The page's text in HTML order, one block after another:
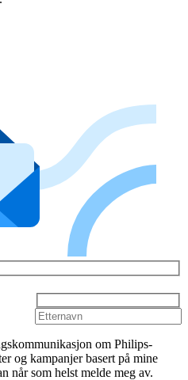
om Philips-
og kampanjer basert på mine
når som helst melde meg av.